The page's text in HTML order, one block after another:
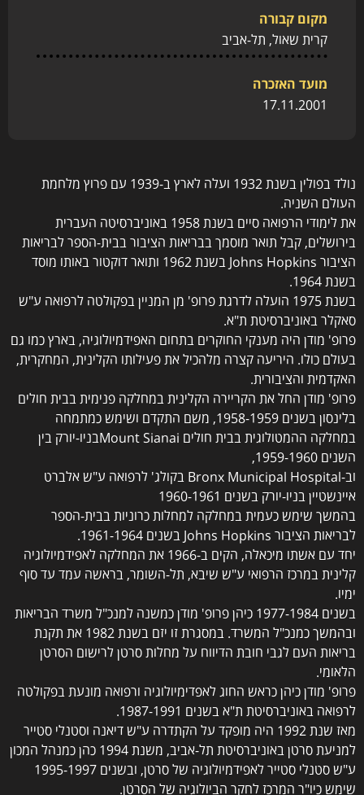
מקום קבורה
קרית שאול, תל-אביב
מועד האזכרה
17.11.2001
נולד בפולין בשנת 1932 ועלה לארץ ב-1939 עם פרוץ מלחמת
העולם השניה.
את לימודי הרפואה סיים בשנת 1958 באוניברסיטה העברית
בירושלים, קבל תואר מוסמך בבריאות הציבור בבית-הספר לבריאות
הציבור Johns Hopkins בשנת 1962 ותואר דוקטור באותו מוסד
בשנת 1964.
בשנת 1975 הועלה לדרגת פרופ' מן המניין בפקולטה לרפואה ע"ש
סאקלר באוניברסיטת ת"א.
פרופ' מודן היה מענקי החוקרים בתחום האפידמיולוגיה, בארץ כמו גם
בעולם כולו. היריעה קצרה מלהכיל את פעילותו הקלינית, המחקרית,
האקדמית והציבורית.
פרופ' מודן החל את הקריירה הקלינית במחלקה פנימית בבית חולים
בלינסון בשנים 1958-1959, משם התקדם ושימש כמתמחה
במחלקה ההמטולוגית בבית חולים Mount Sianaiבניו-יורק בין
השנים 1959-1960,
וב-Bronx Municipal Hospital בקולג' לרפואה ע"ש אלברט
איינשטיין בניו-יורק בשנים 1960-1961
בהמשך שימש כעמית במחלקה למחלות כרוניות בבית-הספר
לבריאות הציבור Johns Hopkins בשנים 1961-1964.
יחד עם אשתו מיכאלה, הקים ב-1966 את המחלקה לאפידמיולוגיה
קלינית במרכז הרפואי ע"ש שיבא, תל-השומר, בראשה עמד עד סוף
ימיו.
בשנים 1977-1984 כיהן פרופ' מודן כמשנה למנכ"ל משרד הבריאות
ובהמשך כמנכ"ל המשרד. במסגרת זו יזם בשנת 1982 את תקנת
בריאות העם לגבי חובת הדיווח על מחלות סרטן לרישום הסרטן
הלאומי.
פרופ' מודן כיהן כראש החוג לאפדימיולוגיה ורפואה מונעת בפקולטה
לרפואה באוניברסיטת ת"א בשנים 1987-1991.
מאז שנת 1992 היה מופקד על הקתדרה ע"ש דיאנה וסטנלי סטייר
למניעת סרטן באוניברסיטת תל-אביב, משנת 1994 כהן כמנהל המכון
ע"ש סטנלי סטייר לאפידמיולוגיה של סרטן, ובשנים 1995-1997
שימש כיו"ר המרכז לחקר הביולוגיה של הסרטן.